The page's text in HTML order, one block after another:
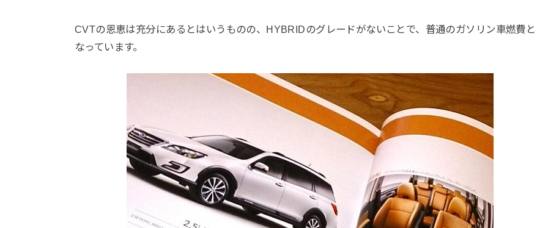
CVTの恩恵は充分にあるとはいうものの、HYBRIDのグレードがないことで、普通のガソリン車燃費と
なっています。